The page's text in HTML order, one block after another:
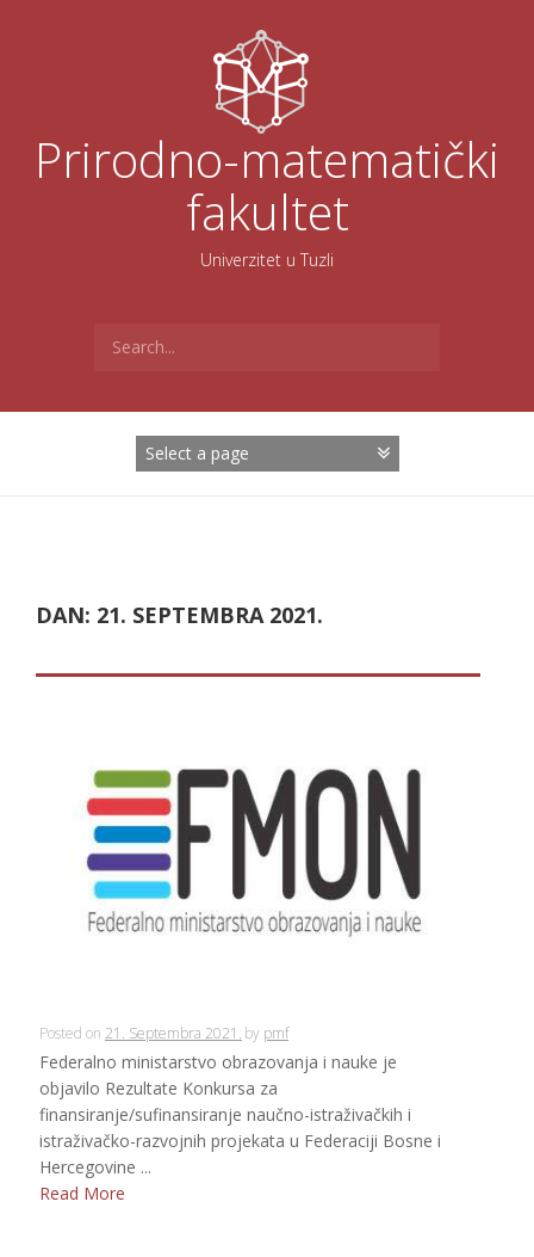
Prirodno-matematički
fakultet
Univerzitet u Tuzli
for:
DAN: 21. SEPTEMBRA 2021.
Posted on 21. Septembra 2021. by pmf
Federalno ministarstvo obrazovanja i nauke je
objavilo Rezultate Konkursa za
finansiranje/sufinansiranje naučno-istraživačkih i
istraživačko-razvojnih projekata u Federaciji Bosne i
Hercegovine ...
Read More